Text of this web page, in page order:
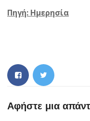
Πηγή: Ημερησία
Αφήστε μια